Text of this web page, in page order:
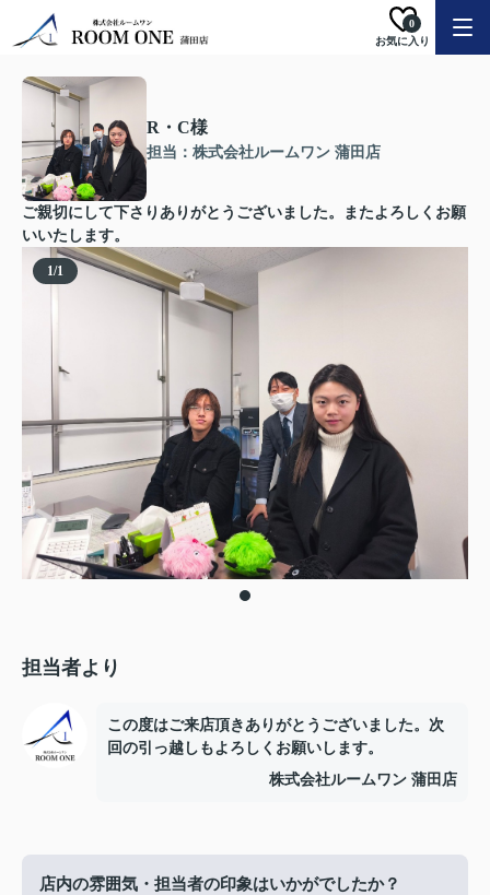
お気に入り
0
R・C様
担当：株式会社ルームワン 蒲田店
ご親切にして下さりありがとうございました。またよろしくお願
いいたします。
1/1
担当者より
この度はご来店頂きありがとうございました。次
回の引っ越しもよろしくお願いします。
株式会社ルームワン 蒲田店
店内の雰囲気・担当者の印象はいかがでしたか？